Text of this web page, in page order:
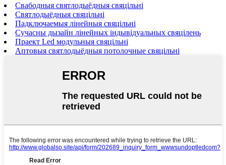
Свабодныя святлодыёдныя свяцільні
Святлодыёдныя свяцільні
Падключаемыя лінейныя свяцільні
Сучасны дызайн лінейных індывідуальных свяцілень
Праект Led модульныя свяцільні
Аптовыя святлодыёдныя потолочные свяцільні